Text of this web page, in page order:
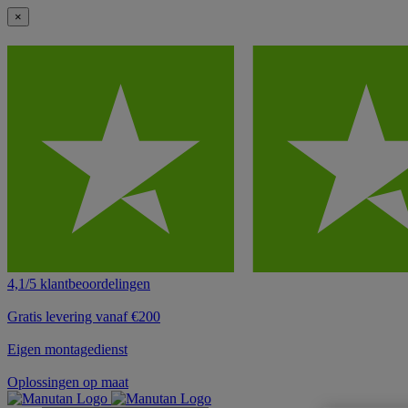
×
4,1/5 klantbeoordelingen
Gratis levering vanaf €200
Eigen montagedienst
Oplossingen op maat